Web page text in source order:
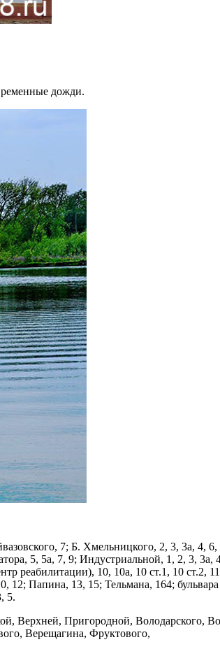
дожди.
7; Б. Хмельницкого, 2, 3, 3а, 4,
5, 5а, 7, 9; Индустриальной, 1, 2, 3, 3а,
реабилитации), 10, 10а, 10 ст.1, 10 ст.2,
12; Папина, 13, 15; Тельмана, 164;
5.
Верхней, Пригородной, Володарского,
Верещагина, Фруктового,